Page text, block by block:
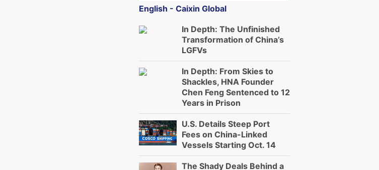
English - Caixin Global
In Depth: The Unfinished
Transformation of China’s
LGFVs
In Depth: From Skies to
Shackles, HNA Founder
Chen Feng Sentenced to 12
Years in Prison
U.S. Details Steep Port
Fees on China-Linked
Vessels Starting Oct. 14
The Shady Deals Behind a